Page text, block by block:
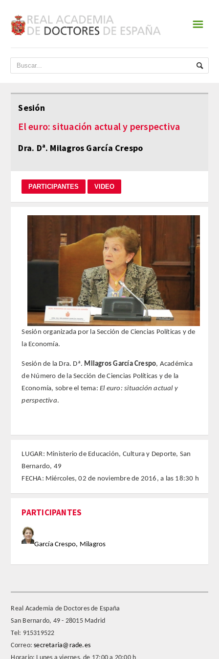
ACADEMIA
DATOS HISTÓRICOS
PRESIDENTES
NORMATIVA
ESTATUTOS
FUNDACIÓN LIBERADE
SECCIONES
HUMANIDADES
DERECHO
CIENCIAS EXPERIMENTALES
FARMACIA
INGENIERíA
ARQUITECTURA Y BELLAS ARTES
SUPERNUMERARIOS
CORRESPONDIENTES
☰
Sesión
El euro: situación actual y perspectiva
Dra. Dª. Milagros García Crespo
Sesión organizada por la Sección de Ciencias Políticas y de
la Economía.
Sesión de la Dra. Dª. Milagros García Crespo, Académica
de Número de la Sección de Ciencias Políticas y de la
Economía, sobre el tema:El euro: situación actual y
perspectiva.
LUGAR: Ministerio de Educación, Cultura y Deporte, San
Bernardo, 49
FECHA: Miércoles, 02 de noviembre de 2016, a las 18:30 h
PARTICIPANTES
García Crespo, Milagros
Real Academia de Doctores de España
San Bernardo, 49 - 28015 Madrid
Tel: 915319522
Correo:secretaria@rade.es